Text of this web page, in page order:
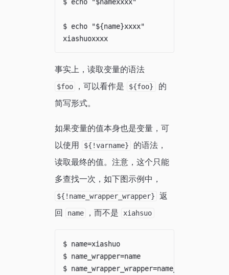
$ echo "$namexxxx"
$ echo "${name}xxxx"
xiashuoxxxx
事实上，读取变量的语法
$foo ，可以看作是 ${foo}
的
简写形式。
如果变量的值本身也是变量，可
以使用
${!varname}
的语法，
读取最终的值。注意，这个只能
多查找一次，如下图示例中，
${!name_wrapper_wrapper}
返
回
name ，而不是 xiahsuo
$ name=xiashuo
$ name_wrapper=name
$ name_wrapper_wrapper=name_wrapper